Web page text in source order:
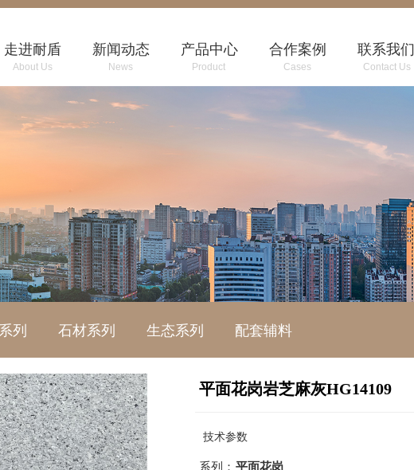
走进耐盾 新闻动态 产品中心 合作案例 联系我们
Cases Contact Us
Product
News
About Us
列 石材系列 生态系列 配套辅料
平面花岗岩芝麻灰HG14109
技术参数
系列： 平面花岗